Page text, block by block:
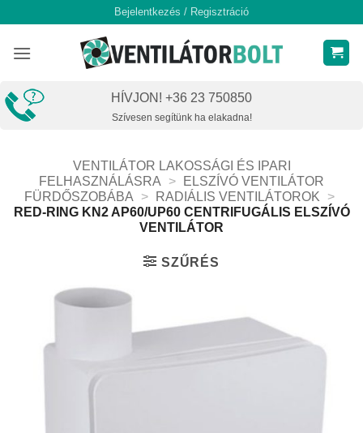
content
Bejelentkezés / Regisztráció
HÍVJON! +36 23 750850
Szívesen segítünk ha elakadna!
VENTILÁTOR LAKOSSÁGI ÉS IPARI
FELHASZNÁLÁSRA
>
ELSZÍVÓ VENTILÁTOR
FÜRDŐSZOBÁBA
> RADIÁLIS VENTILÁTOROK
>
RED-RING KN2 AP60/UP60 CENTRIFUGÁLIS ELSZÍVÓ
VENTILÁTOR
SZŰRÉS